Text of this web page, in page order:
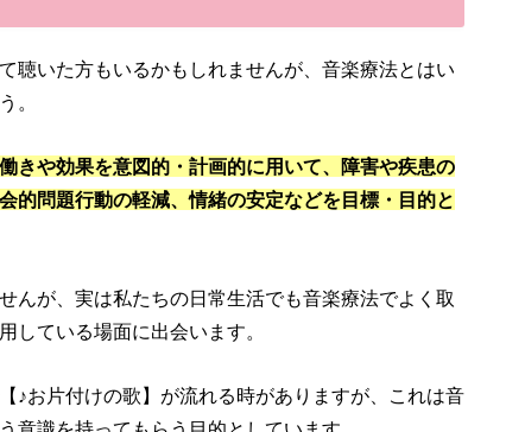
聴いた方もいるかもしれませんが、音楽療法とはい
。
きや効果を意図的・計画的に用いて、障害や疾患の
的問題行動の軽減、情緒の安定などを目標・目的と
んが、実は私たちの日常生活でも音楽療法でよく取
している場面に出会います。
♪お片付けの歌】が流れる時がありますが、これは音